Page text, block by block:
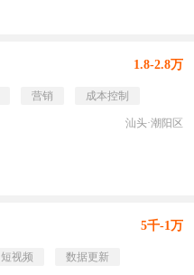
1.8-2.8万
营销 成本控制
汕头·潮阳区
5千-1万
短视频
数据更新